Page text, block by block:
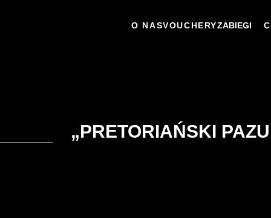
O NASVOUCHERYZABIEGI
„PRETORIAŃSKI